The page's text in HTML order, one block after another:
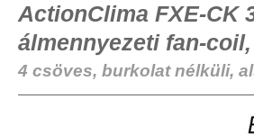
ActionClima FXE-CK
álmennyezeti fan-
4 csöves, burkolat nélküli,